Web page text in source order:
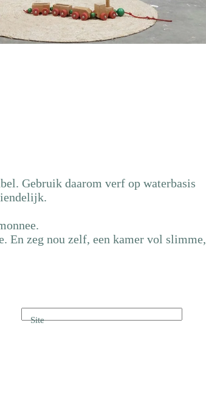
Gebruik daarom verf op waterbasis
En zeg nou zelf, een kamer vol slimme,
Site